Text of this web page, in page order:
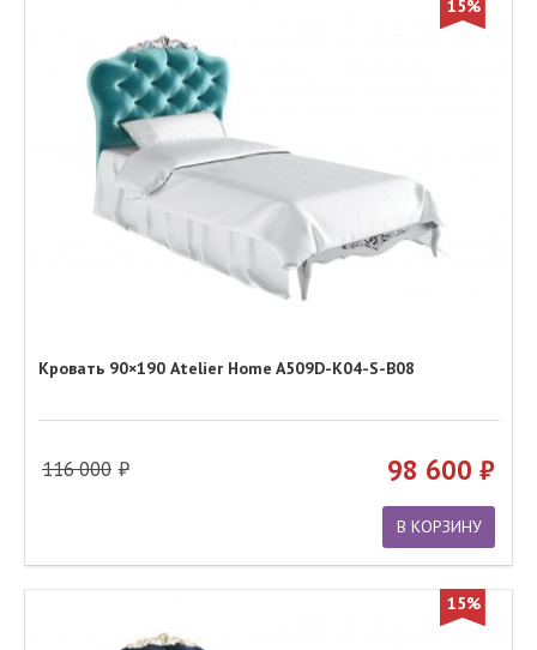
15%
Кровать 90×190 Atelier Home A509D-K04-S-B08
116 000 98 600
В КОРЗИНУ
15%